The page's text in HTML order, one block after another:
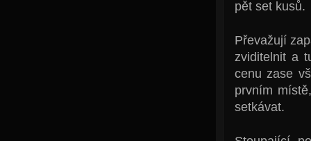
pět set kusů.
Převažují
zviditelnit a
cenu zase
prvním
setkávat.